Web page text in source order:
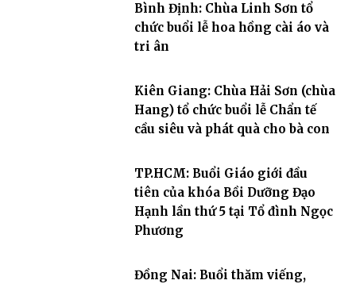
Bình Định: Chùa Linh Sơn tổ
chức buổi lễ hoa hồng cài áo và
tri ân
Kiên Giang: Chùa Hải Sơn (chùa
Hang) tổ chức buổi lễ Chẩn tế
cầu siêu và phát quà cho bà con
TP.HCM: Buổi Giáo giới đầu
tiên của khóa Bồi Dưỡng Đạo
Hạnh lần thứ 5 tại Tổ đình Ngọc
Phương
Đồng Nai: Buổi thăm viếng,